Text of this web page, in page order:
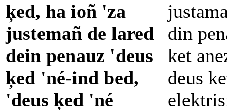
ķed, ha ioñ 'za
justemañ de lared
dein penauz 'deus
ķed 'né-ind bed,
'deus ķed 'né
din
ket
deus